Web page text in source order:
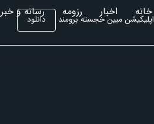
اپلیکیشن مبین خجسته برومند دانلود
خانه اخبار رزومه رسانه و خبر